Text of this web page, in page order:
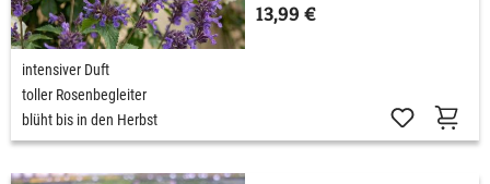
13,99 €
intensiver Duft
toller Rosenbegleiter
blüht bis in den Herbst